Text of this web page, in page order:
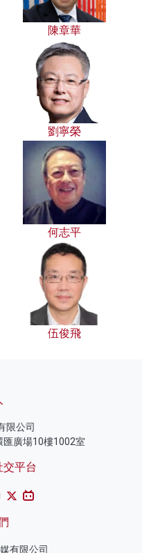
陳章華
劉寧榮
何志平
伍俊飛
限公司
匯廣場10樓1002室
平台
有限公司